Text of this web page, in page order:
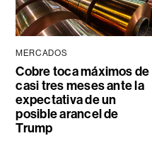
MERCADOS
Cobre toca máximos de
casi tres meses ante la
expectativa de un
posible arancel de
Trump